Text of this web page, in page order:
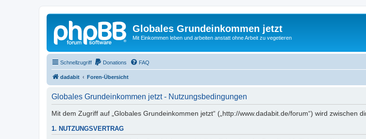
Globales Grundeinkommen jetzt
Mit Einkommen leben und arbeiten anstatt ohne Arbeit zu vegetieren
Schnellzugriff Donations FAQ
dadabit Foren-Übersicht
Globales Grundeinkommen jetzt - Nutzungsbedingungen
Mit dem Zugriff auf „Globales Grundeinkommen jetzt“ („http://www.dadabit.de/forum“) wird
1. NUTZUNGSVERTRAG